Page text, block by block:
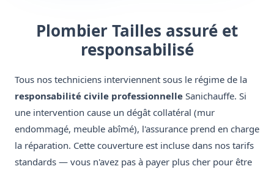
Plombier Tailles assuré et
responsabilisé
Tous nos techniciens interviennent sous le régime de la
responsabilité civile professionnelle Sanichauffe. Si
une intervention cause un dégât collatéral (mur
endommagé, meuble abîmé), l'assurance prend en charge
la réparation. Cette couverture est incluse dans nos tarifs
standards — vous n'avez pas à payer plus cher pour être